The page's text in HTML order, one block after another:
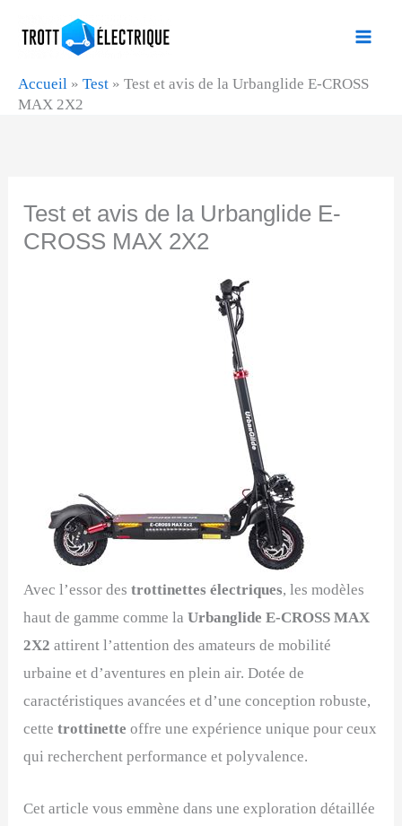
Accueil » Test » Test et avis de la Urbanglide E-CROSS
MAX 2X2
Test et avis de la Urbanglide E-
CROSS MAX 2X2
Avec l’essor destrottinettes électriques, les modèles
haut de gamme comme laUrbanglide E-CROSS MAX
2X2 attirent l’attention des amateurs de mobilité
urbaine et d’aventures en plein air. Dotée de
caractéristiques avancées et d’une conception robuste,
cettetrottinetteoffre une expérience unique pour ceux
qui recherchent performance et polyvalence.
Cet article vous emmène dans une exploration détaillée